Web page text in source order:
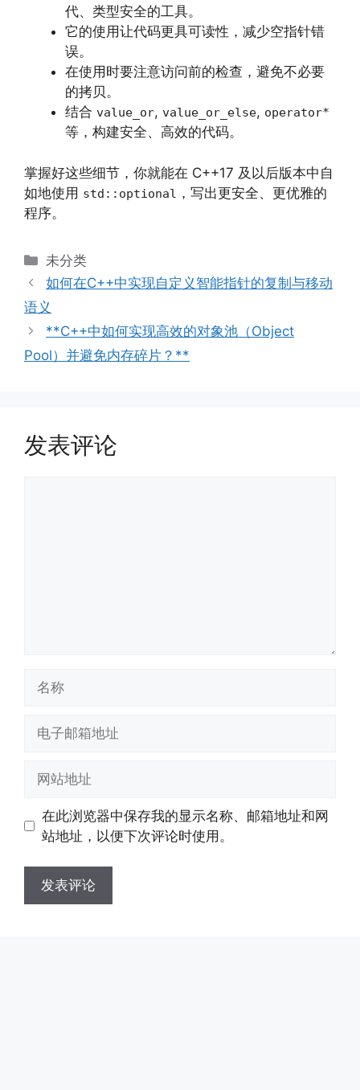
代、类型安全的工具。
它的使用让代码更具可读性，减少空指针错
误。
在使用时要注意访问前的检查，避免不必要
的拷贝。
结合 value_or, value_or_else, operator*
等，构建安全、高效的代码。
掌握好这些细节，你就能在 C++17 及以后版本中自
如地使用 std::optional ，写出更安全、更优雅的
程序。
分
类
未分类
如何在C++中实现自定义智能指针的复制与移动
语义
**C++中如何实现高效的对象池（Object
Pool）并避免内存碎片？**
发表评论
址
址
在此浏览器中保存我的显示名称、邮箱地址和网
站地址，以便下次评论时使用。